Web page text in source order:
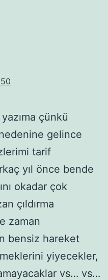
çünkü
gelince
tarif
yıl önce bende
okadar çok
çıldırma
zaman
bensiz hareket
yiyecekler,
vs… vs…